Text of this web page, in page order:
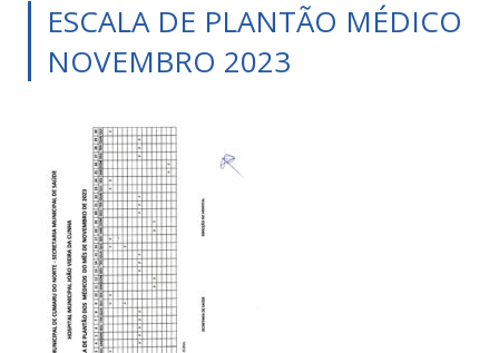
ESCALA DE PLANTÃO MÉDICO
NOVEMBRO 2023